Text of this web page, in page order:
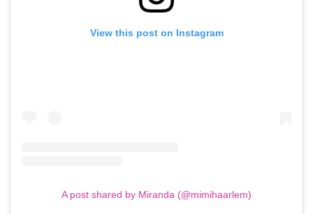
View this post on Instagram
A post shared by Miranda (@mimihaarlem)